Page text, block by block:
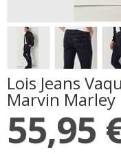
Lois Jeans
Marvin Marley
55,95